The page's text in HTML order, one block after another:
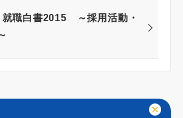
職白書2015 ～採用活動・